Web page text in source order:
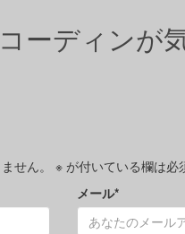
ーディンが
せん。 ※ が付いている欄は必
メール*